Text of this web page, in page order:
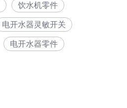
饮水机零件
电开水器灵敏开关
电开水器零件